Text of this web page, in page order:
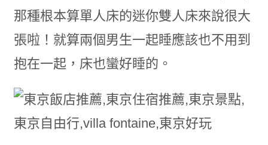
那種根本算單人床的迷你雙人床來說很大
張啦！就算兩個男生一起睡應該也不用到
抱在一起，床也蠻好睡的。